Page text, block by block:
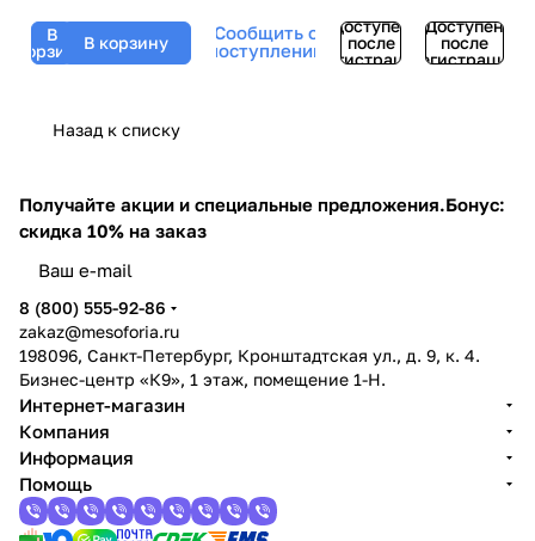
В
корзинуВ корзину
BeASKO - 30
гр
Сообщить о
поступлении
Доступен
после
регистрации
Доступен
после
регистрации
Назад к списку
Получайте акции и специальные предложения.Бонус:
скидка 10% на заказ
8 (800) 555-92-86
zakaz@mesoforia.ru
198096, Санкт-Петербург, Кронштадтская ул., д. 9, к. 4.
Бизнес-центр «К9», 1 этаж, помещение 1-Н.
Интернет-магазин
Компания
Информация
Помощь